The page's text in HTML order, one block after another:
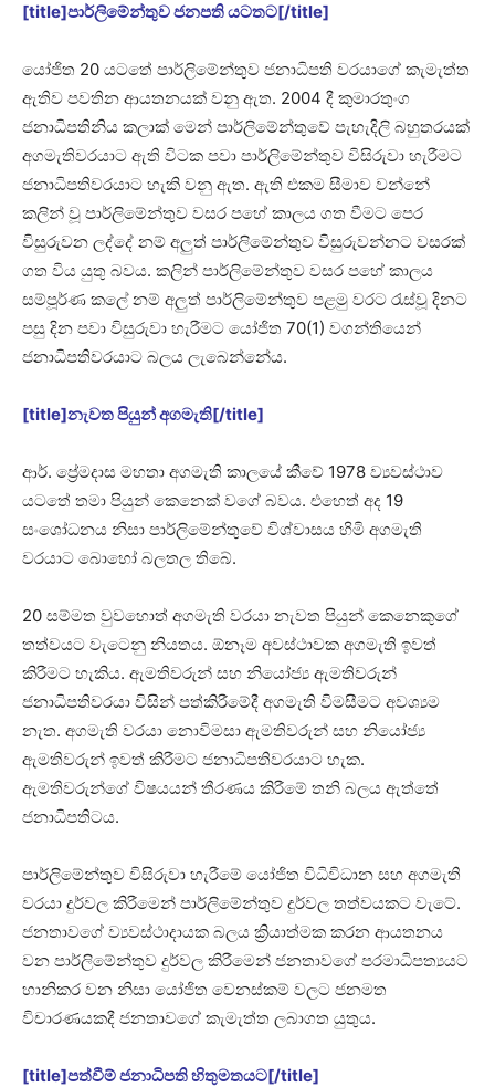
[title]පාර්ලිමේන්තුව ජනපති යටතට[/title]
යෝජිත 20 යටතේ පාර්ලිමේන්තුව ජනාධිපති වරයාගේ කැමැත්ත
ඇතිව පවතින ආයතනයක් වනු ඇත. 2004 දී කුමාරතුංග
ජනාධිපතිනිය කලාක් මෙන් පාර්ලිමේන්තුවේ පැහැදිලි බහුතරයක්
අගමැතිවරයාට ඇති විටක පවා පාර්ලිමේන්තුව විසිරුවා හැරීමට
ජනාධිපතිවරයාට හැකි වනු ඇත. ඇති එකම සීමාව වන්නේ
කලින් වූ පාර්ලිමේන්තුව වසර පහේ කාලය ගත වීමට පෙර
විසුරුවන ලද්දේ නම් අලුත් පාර්ලිමේන්තුව විසුරුවන්නට වසරක්
ගත විය යුතු බවය. කලින් පාර්ලිමේන්තුව වසර පහේ කාලය
සම්පූර්ණ කලේ නම් අලුත් පාර්ලිමේන්තුව පළමු වරට රැස්‌වූ දිනට
පසු දින පවා විසුරුවා හැරීමට යෝජිත 70(1) වගන්තියෙන්
ජනාධිපතිවරයාට බලය ලැබෙන්නේය.
[title]නැවත පියුන් අගමැති[/title]
ආර්. ප්‍රේමදාස මහතා අගමැති කාලයේ කීවේ 1978 ව්‍යවස්ථාව
යටතේ තමා පියුන් කෙනෙක් වගේ බවය. එහෙත් අද 19
සංශෝධනය නිසා පාර්ලිමේන්තුවේ විශ්වාසය හිමි අගමැති
වරයාට බොහෝ බලතල තිබේ.
20 සම්මත වුවහොත් අගමැති වරයා නැවත පියුන් කෙනෙකුගේ
තත්වයට වැටෙනු නියතය. ඕනෑම අවස්ථාවක අගමැති ඉවත්
කිරීමට හැකිය. ඇමතිවරුන් සහ නියෝජ්‍ය ඇමතිවරුන්
ජනාධිපතිවරයා විසින් පත්කිරීමේදී අගමැති විමසීමට අවශ්‍යම
නැත. අගමැති වරයා නොවිමසා ඇමතිවරුන් සහ නියෝජ්‍ය
ඇමතිවරුන් ඉවත් කිරීමට ජනාධිපතිවරයාට හැක.
ඇමතිවරුන්ගේ විෂයයන් තීරණය කිරීමේ තනි බලය ඇත්තේ
ජනාධිපතිටය.
පාර්ලිමේන්තුව විසිරුවා හැරීමේ යෝජිත විධිවිධාන සහ අගමැති
වරයා දුර්වල කිරීමෙන් පාර්ලිමේන්තුව දුර්වල තත්වයකට වැටේ.
ජනතාවගේ ව්‍යවස්ථාදායක බලය ක්‍රියාත්මක කරන ආයතනය
වන පාර්ලිමේන්තුව දුර්වල කිරීමෙන් ජනතාවගේ පරමාධිපත්‍යයට
හානිකර වන නිසා යෝජිත වෙනස්කම් වලට ජනමත
විචාරණයකදී ජනතාවගේ කැමැත්ත ලබාගත යුතුය.
[title]පත්වීම් ජනාධිපති හිතුමතයට[/title]